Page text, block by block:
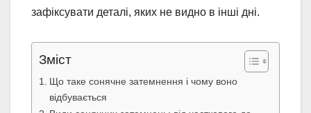
зафіксувати деталі, яких не видно в інші дні.
Зміст
Що таке сонячне затемнення і чому воно
відбувається